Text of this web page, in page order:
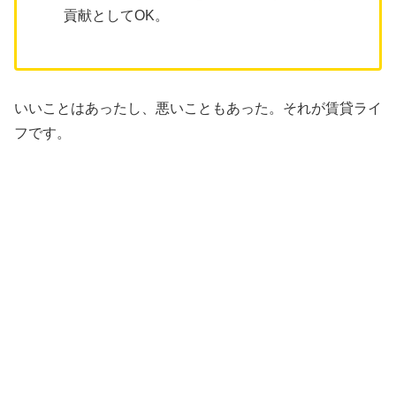
貢献としてOK。
いいことはあったし、悪いこともあった。それが賃貸ライ
フです。